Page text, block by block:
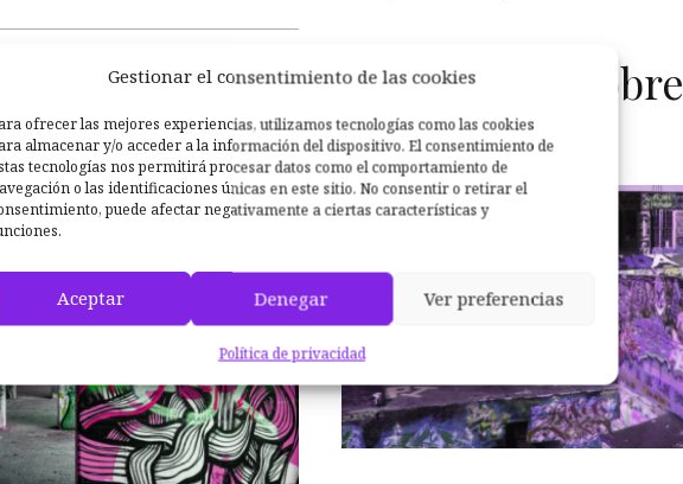
Gestionar el consentimiento de las cookies
ofrecer las mejores experiencias, utilizamos tecnologías como las cookies
almacenar y/o acceder a la información del dispositivo. El consentimiento de
tecnologías nos permitirá procesar datos como el comportamiento de
o las identificaciones únicas en este sitio. No consentir o retirar el
puede afectar negativamente a ciertas características y
Aceptar Denegar Ver preferencias
Política de privacidad
Reflexiones sobre
son profundas)
3: